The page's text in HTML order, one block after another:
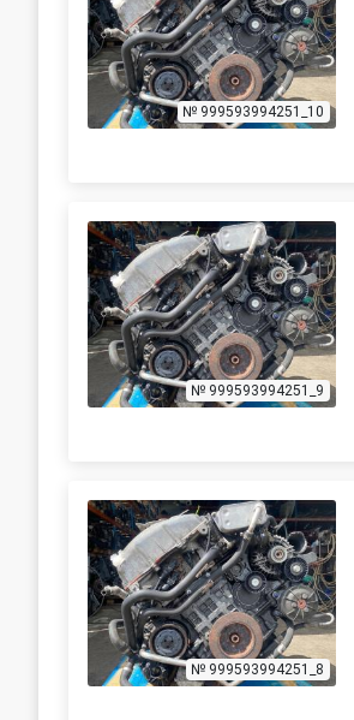
№ 999593994251_10
№ 999593994251_9
№ 999593994251_8